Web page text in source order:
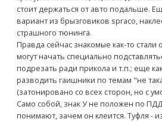
стоит держаться от авто подальше.
вариант из брызговиков spraco,
страшного тюнинга.
Правда сейчас знакомые как-то стали
могут начать специально
подрезать ради прикола и т.п.; еще
разводить гаишники по темам "не
(затонировано со всех сторон, но с
Само собой, знак У не положен по
понимают, зачем он клеится. Туфля -